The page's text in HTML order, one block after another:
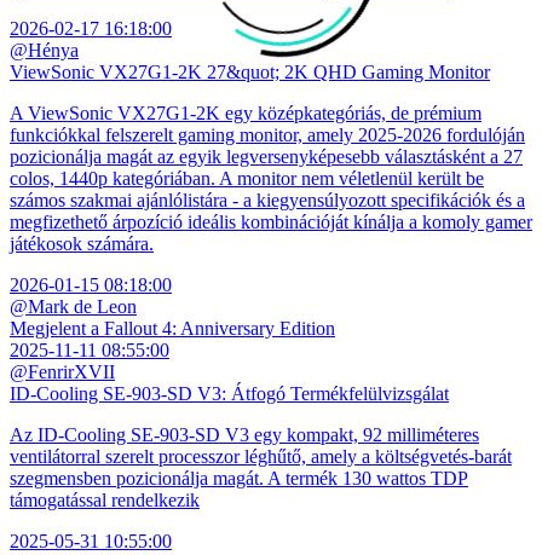
2026-02-17 16:18:00
@Hénya
ViewSonic VX27G1-2K 27&quot; 2K QHD Gaming Monitor
A ViewSonic VX27G1-2K egy középkategóriás, de prémium
funkciókkal felszerelt gaming monitor, amely 2025-2026 fordulóján
pozicionálja magát az egyik legversenyképesebb választásként a 27
colos, 1440p kategóriában. A monitor nem véletlenül került be
számos szakmai ajánlólistára - a kiegyensúlyozott specifikációk és a
megfizethető árpozíció ideális kombinációját kínálja a komoly gamer
játékosok számára.
2026-01-15 08:18:00
@Mark de Leon
Megjelent a Fallout 4: Anniversary Edition
2025-11-11 08:55:00
@FenrirXVII
ID-Cooling SE-903-SD V3: Átfogó Termékfelülvizsgálat
Az ID-Cooling SE-903-SD V3 egy kompakt, 92 milliméteres
ventilátorral szerelt processzor léghűtő, amely a költségvetés-barát
szegmensben pozicionálja magát. A termék 130 wattos TDP
támogatással rendelkezik
2025-05-31 10:55:00